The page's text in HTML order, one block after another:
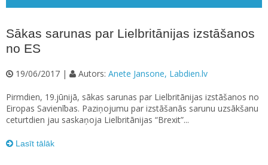
Sākas sarunas par Lielbritānijas izstāšanos
no ES
19/06/2017 | Autors: Anete Jansone, Labdien.lv
Pirmdien, 19.jūnijā, sākas sarunas par Lielbritānijas izstāšanos no
Eiropas Savienības. Paziņojumu par izstāšanās sarunu uzsākšanu
ceturtdien jau saskaņoja Lielbritānijas “Brexit”...
Lasīt tālāk